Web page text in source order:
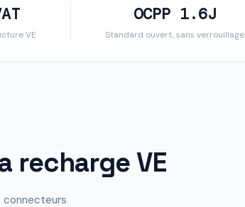
VE
OCPP 1.6J
Standard ouvert, sans verrouillage
recharge VE
connecteurs